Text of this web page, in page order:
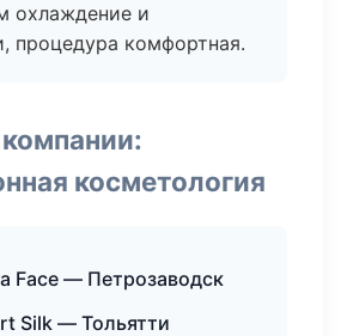
охлаждение и
процедура комфортная.
косметология
Face — Петрозаводск
Silk — Тольятти